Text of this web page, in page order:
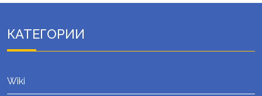
КАТЕГОРИИ
Wiki